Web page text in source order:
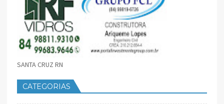
SANTA CRUZ RN
CATEGORIAS